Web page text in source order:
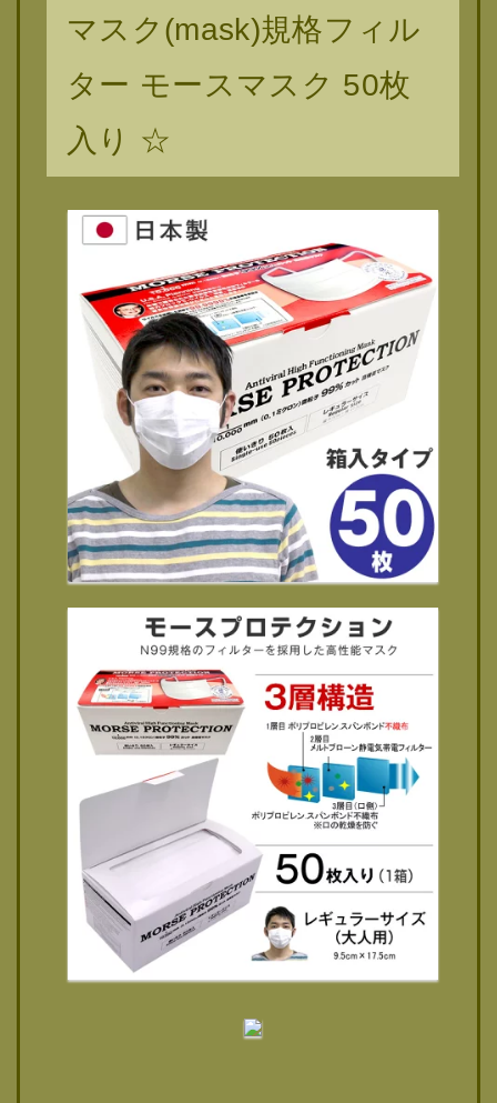
マスク(mask)規格フィル
ター モースマスク 50枚
入り ☆